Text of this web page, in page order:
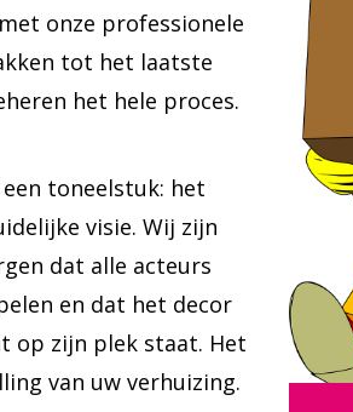
onze professionele
tot het laatste
het hele proces.
toneelstuk: het
visie. Wij zijn
dat alle acteurs
en dat het decor
op zijn plek staat. Het
van uw verhuizing.